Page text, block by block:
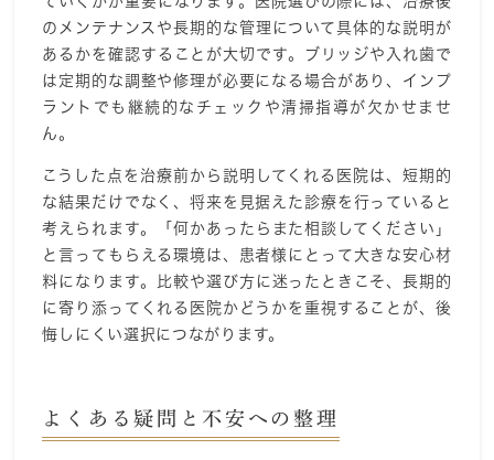
のメンテナンスや長期的な管理について具体的な説明が
あるかを確認することが大切です。ブリッジや入れ歯で
は定期的な調整や修理が必要になる場合があり、インプ
ラントでも継続的なチェックや清掃指導が欠かせませ
ん。
こうした点を治療前から説明してくれる医院は、短期的
な結果だけでなく、将来を見据えた診療を行っていると
考えられます。「何かあったらまた相談してください」
と言ってもらえる環境は、患者様にとって大きな安心材
料になります。比較や選び方に迷ったときこそ、長期的
に寄り添ってくれる医院かどうかを重視することが、後
悔しにくい選択につながります。
よくある疑問と不安への整理